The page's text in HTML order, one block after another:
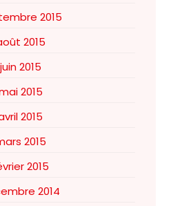
2015
2015
juin 2015
2015
2015
2015
2015
2014